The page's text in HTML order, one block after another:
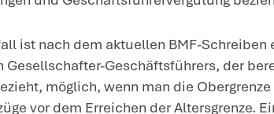
wird und zusammen mit den
vor dem Erreichen der
der weiterbeschäftigte
GmbH erhalten, als er bis zum